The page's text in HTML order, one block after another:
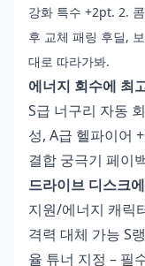
강화 특수 +2pt. 2.
후 교체 패링 후딜,
대로 따라가봐.
에너지 회수에 최
S급 너구리 자동
성, A급 헬파이어
결합 궁극기 페이
드라이브 디스크
지원/에너지 캐릭
격력 대체 가능 S
율 튜너 지정 – 필